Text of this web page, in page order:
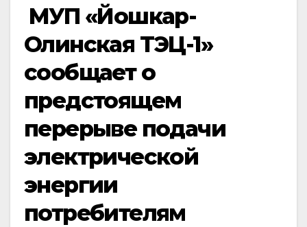
МУП «Йошкар-
Олинская ТЭЦ-1»
сообщает о
предстоящем
перерыве подачи
электрической
энергии
потребителям